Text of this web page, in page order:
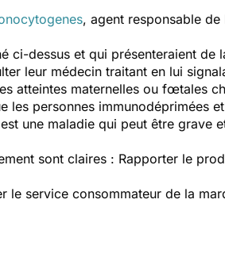
, agent responsable de
ci-dessus et qui présenteraient
leur médecin traitant en lui
atteintes maternelles ou fœtales
les personnes immunodéprimées
une maladie qui peut être grave
sont claires : Rapporter le
le service consommateur de la